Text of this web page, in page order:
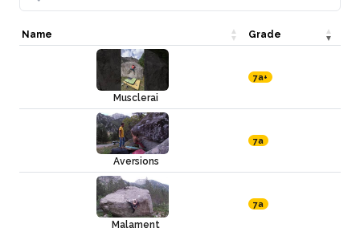
Name Grade
Musclerai
7a+
Aversions
7a
Malament
7a